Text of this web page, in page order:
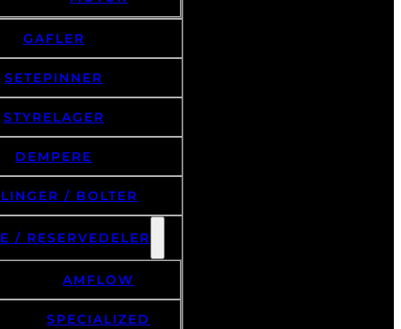
GAFLER
SETEPINNER
STYRELAGER
DEMPERE
/ BOLTER
/ RESERVEDELER
AMFLOW
SPECIALIZED